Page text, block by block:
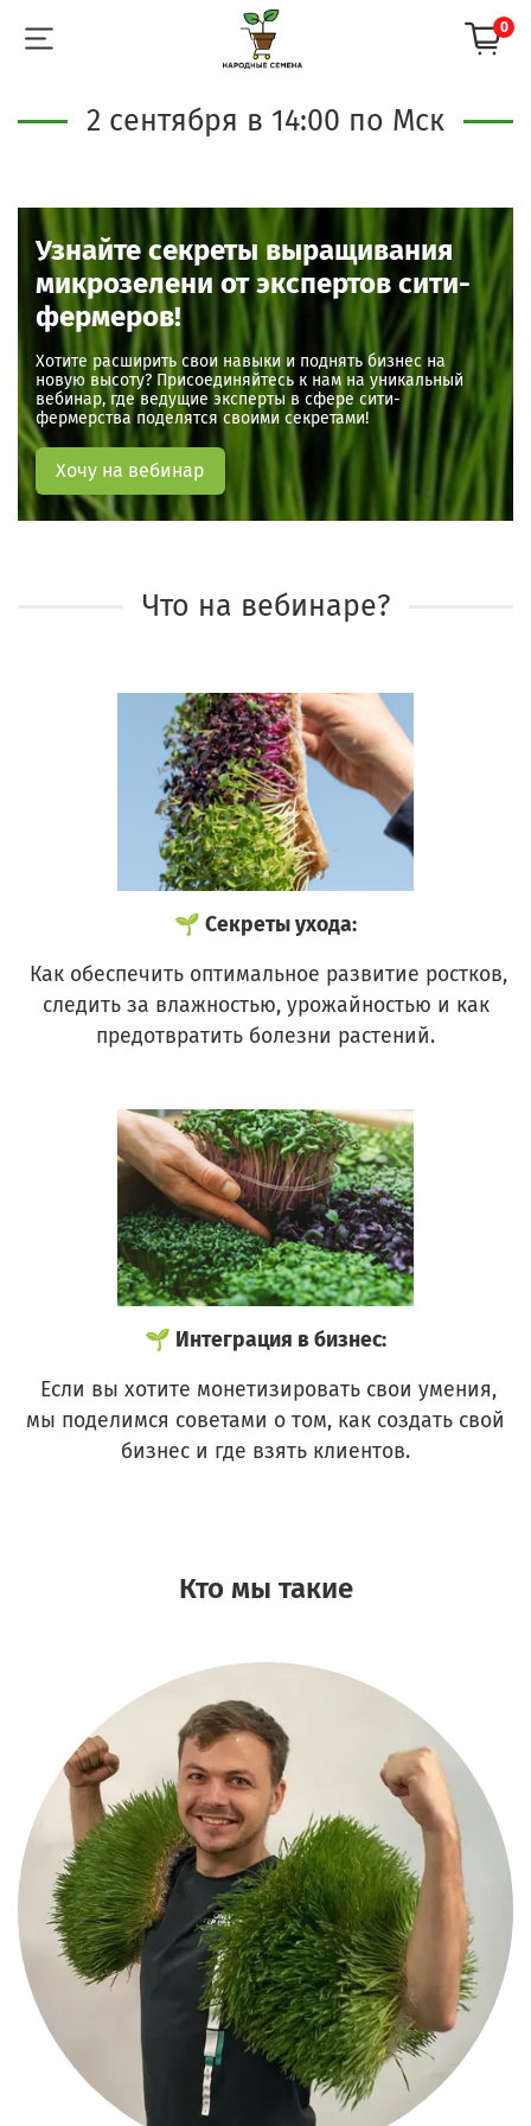
0
2 сентября в 14:00 по Мск
Узнайте секреты выращивания
микрозелени от экспертов сити-
фермеров!
Хотите расширить свои навыки и поднять бизнес на
новую высоту? Присоединяйтесь к нам на уникальный
вебинар, где ведущие эксперты в сфере сити-
фермерства поделятся своими секретами!
Хочу на вебинар
Что на вебинаре?
🌱 Секреты ухода:
Как обеспечить оптимальное развитие ростков,
следить за влажностью, урожайностью и как
предотвратить болезни растений.
🌱 Интеграция в бизнес:
Если вы хотите монетизировать свои умения,
мы поделимся советами о том, как создать свой
бизнес и где взять клиентов.
Кто мы такие